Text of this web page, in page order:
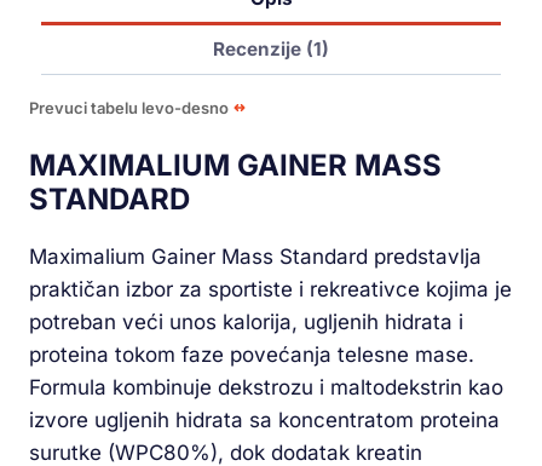
Recenzije (1)
Prevuci tabelu levo-desno
MAXIMALIUM GAINER MASS
STANDARD
Maximalium Gainer Mass Standard predstavlja
praktičan izbor za sportiste i rekreativce kojima je
potreban veći unos kalorija, ugljenih hidrata i
proteina tokom faze povećanja telesne mase.
Formula kombinuje dekstrozu i maltodekstrin kao
izvore ugljenih hidrata sa koncentratom proteina
surutke (WPC80%), dok dodatak kreatin